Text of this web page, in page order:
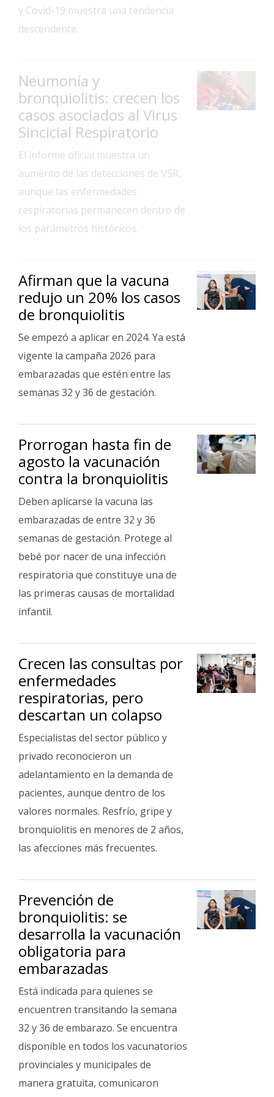
Interés
General
Deportes
Arte
y
Espectáculos
Policiales
Fotos
Familia
Fúnebres
y Covid-19 muestra una tendencia
descendente.
Neumonía y
bronquiolitis: crecen los
casos asociados al Virus
Sincicial Respiratorio
El informe oficial muestra un
aumento de las detecciones de VSR,
aunque las enfermedades
respiratorias permanecen dentro de
los parámetros históricos.
Afirman que la vacuna
redujo un 20% los casos
de bronquiolitis
Se empezó a aplicar en 2024. Ya está
vigente la campaña 2026 para
embarazadas que estén entre las
semanas 32 y 36 de gestación.
Prorrogan hasta fin de
agosto la vacunación
contra la bronquiolitis
Deben aplicarse la vacuna las
embarazadas de entre 32 y 36
semanas de gestación. Protege al
bebé por nacer de una infección
respiratoria que constituye una de
las primeras causas de mortalidad
infantil.
Crecen las consultas por
enfermedades
respiratorias, pero
descartan un colapso
Especialistas del sector público y
privado reconocieron un
adelantamiento en la demanda de
pacientes, aunque dentro de los
valores normales. Resfrío, gripe y
bronquiolitis en menores de 2 años,
las afecciones más frecuentes.
Prevención de
bronquiolitis: se
desarrolla la vacunación
obligatoria para
embarazadas
Está indicada para quienes se
encuentren transitando la semana
32 y 36 de embarazo. Se encuentra
disponible en todos los vacunatorios
provinciales y municipales de
manera gratuita, comunicaron